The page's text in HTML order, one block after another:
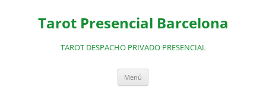
contenidoTarot Presencial Barcelona
TAROT DESPACHO PRIVADO PRESENCIAL
Menú